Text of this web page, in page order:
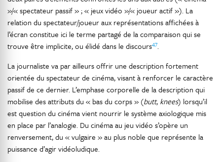
»/« spectateur passif » ; « jeux vidéo »/« joueur actif »). La
relation du spectateur/joueur aux représentations affichées à
l’écran constitue ici le terme partagé de la comparaison qui se
trouve être implicite, ou élidé dans le discours47.
La journaliste va par ailleurs offrir une description fortement
orientée du spectateur de cinéma, visant à renforcer le caractère
passif de ce dernier. L’emphase corporelle de la description qui
mobilise des attributs du « bas du corps » (butt, knees) lorsqu’il
est question du cinéma vient nourrir le système axiologique mis
en place par l’analogie. Du cinéma au jeu vidéo s’opère un
renversement, du « vulgaire » au plus noble que représente la
puissance d’agir vidéoludique.